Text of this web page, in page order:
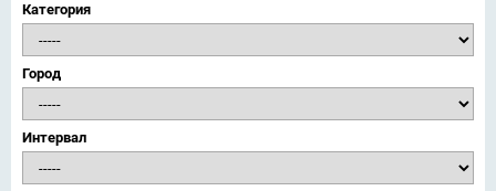
Категория
Город
Интервал